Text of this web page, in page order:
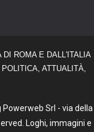
ROMA E DALL'ITALIA
ATTUALITÀ,
Srl - via della
Loghi, immagini e